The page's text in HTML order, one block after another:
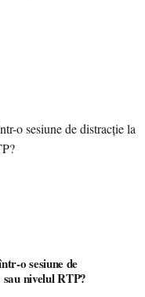
o sesiune de
nivelul RTP?